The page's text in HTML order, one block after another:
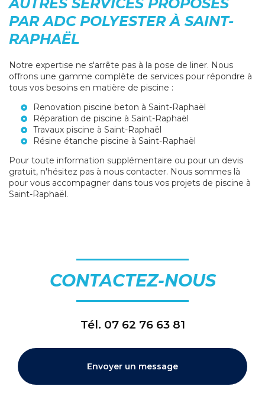
PAR ADC POLYESTER À SAINT-
RAPHAËL
Notre expertise ne s'arrête pas à la pose de liner. Nous
offrons une gamme complète de services pour répondre à
tous vos besoins en matière de piscine :
Renovation piscine beton à Saint-Raphaël
Réparation de piscine à Saint-Raphaël
Travaux piscine à Saint-Raphaël
Résine étanche piscine à Saint-Raphaël
Pour toute information supplémentaire ou pour un devis
gratuit, n'hésitez pas à nous contacter. Nous sommes là
pour vous accompagner dans tous vos projets de piscine à
Saint-Raphaël.
CONTACTEZ-NOUS
Tél. 07 62 76 63 81
Envoyer un message